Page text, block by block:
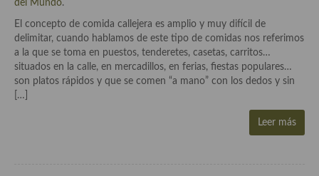
Acompañamientos
Airfryer recetas
Aderezos, salsas, vinagretas, especias, hierbas aromáticas o
del Mundo.
El concepto de comida callejera es amplio y muy difícil de
delimitar, cuando hablamos de este tipo de comidas nos referimos
a la que se toma en puestos, tenderetes, casetas, carritos…
situados en la calle, en mercadillos, en ferias, fiestas populares…
son platos rápidos y que se comen “a mano” con los dedos y sin
[…]
Leer más